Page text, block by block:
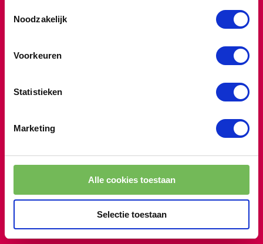
Noodzakelijk
Voorkeuren
Statistieken
Marketing
Alle cookies toestaan
Selectie toestaan
VOLGENDE COMPETENTIES
Emotiemanagement.
PRAKTISCH
PERSOONLIJK
RESULTAATGERICHT
TRAINEN